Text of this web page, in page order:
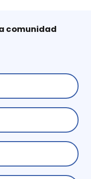
comunidad